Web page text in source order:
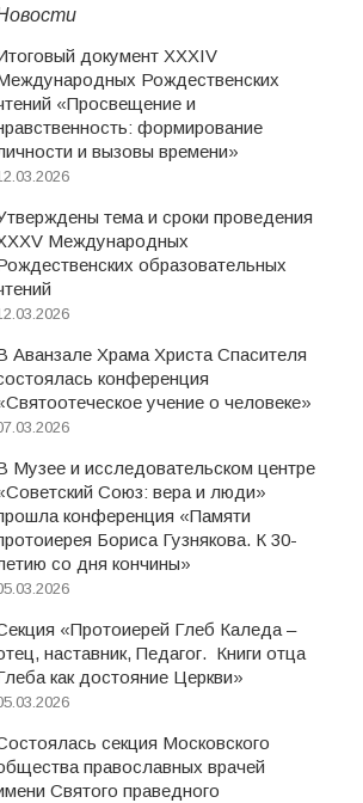
документ XXХIV
Рождественских
«Просвещение и
формирование
и вызовы времени»
тема и сроки проведения
Международных
образовательных
Аванзале Храма Христа Спасителя
конференция
учение о человеке»
Музее и исследовательском центре
Союз: вера и люди»
конференция «Памяти
Бориса Гузнякова. К 30-
со дня кончины»
«Протоиерей Глеб Каледа –
наставник, Педагог. Книги отца
как достояние Церкви»
секция Московского
православных врачей
Святого праведного